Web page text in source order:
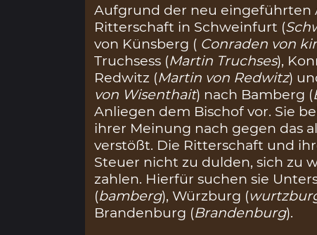
Aufgrund der neu eingeführten
Ritterschaft in Schweinfurt (
von Künsberg ( Conraden von
Truchsess (Martin Truchses),
Redwitz (Martin von Redwitz)
von Wisenthait) nach Bamberg (
Anliegen dem Bischof vor. Sie
ihrer Meinung nach gegen das
verstößt. Die Ritterschaft und
Steuer nicht zu dulden, sich zu
zahlen. Hierfür suchen sie
(bamberg), Würzburg (
Brandenburg (Brandenburg).